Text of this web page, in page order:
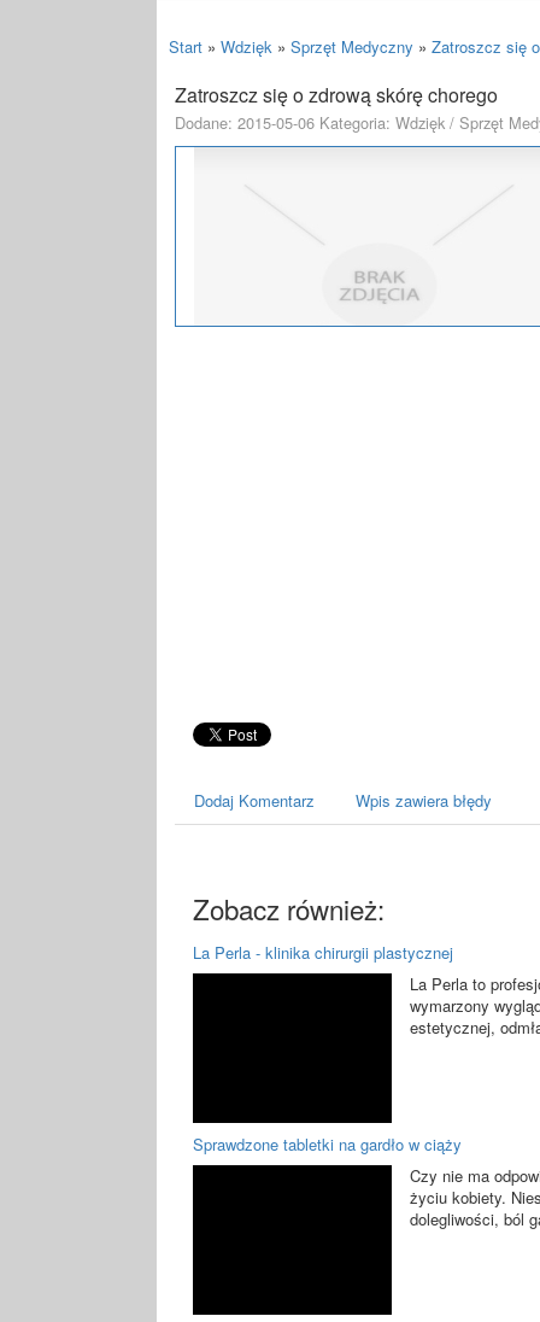
Start » Wdzięk » Sprzęt Medyczny » Zatroszcz się
Zatroszcz się o zdrową skórę chorego
Dodane: 2015-05-06 Kategoria: Wdzięk / Sprzęt
Dodaj Komentarz Wpis zawiera błędy
Zobacz również:
La Perla - klinika chirurgii plastycznej
La Perla to
wymarzony
estetycznej,
Sprawdzone tabletki na gardło w ciąży
Czy nie ma
życiu kobiety.
dolegliwości, ból